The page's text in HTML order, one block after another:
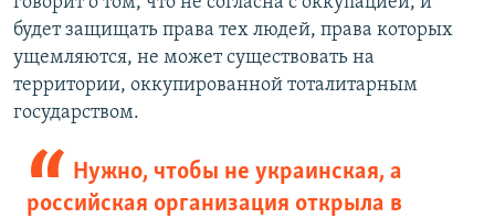
будет защищать права тех людей, права которых
ущемляются, не может существовать на
территории, оккупированной тоталитарным
государством.
Нужно, чтобы не украинская, а
российская организация открыла в